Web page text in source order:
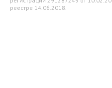
реестре 14.06.2018.